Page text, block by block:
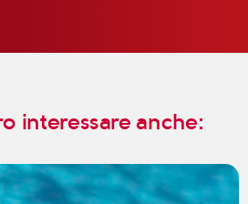
interessare anche: